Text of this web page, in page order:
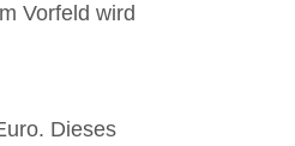
Vorfeld wird
Dieses